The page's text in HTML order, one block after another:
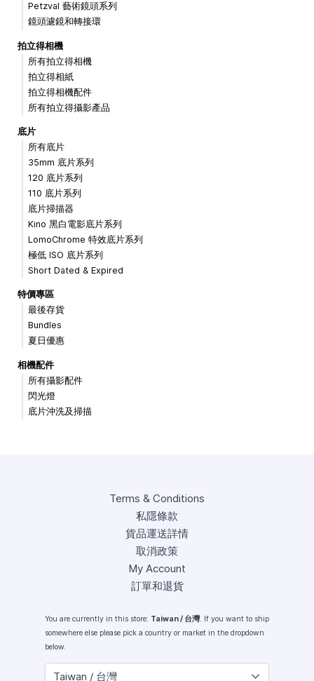
Petzval 藝術鏡頭系列
鏡頭濾鏡和轉接環
拍立得相機
所有拍立得相機
拍立得相紙
拍立得相機配件
所有拍立得攝影產品
底片
所有底片
35mm 底片系列
120 底片系列
110 底片系列
底片掃描器
Kino 黑白電影底片系列
LomoChrome 特效底片系列
極低 ISO 底片系列
Short Dated & Expired
特價專區
最後存貨
Bundles
夏日優惠
相機配件
所有攝影配件
閃光燈
底片沖洗及掃描
Terms & Conditions
私隱條款
貨品運送詳情
取消政策
My Account
訂單和退貨
You are currently in this store: Taiwan / 台灣. If you want to ship
somewhere else please pick a country or market in the dropdown
below.